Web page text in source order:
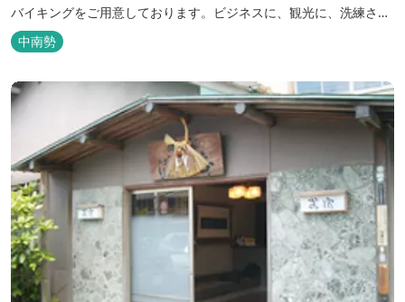
バイキングをご用意しております。ビジネスに、観光に、洗練され
た空間の中で上質なひとときをお過ごしください。
中南勢